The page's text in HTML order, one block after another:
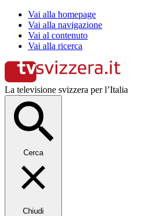
Vai alla homepage
Vai alla navigazione
Vai al contenuto
Vai alla ricerca
La televisione svizzera per l’Italia
Cerca
Chiudi